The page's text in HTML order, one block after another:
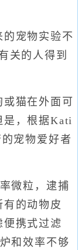
宠物实验不
关的人得到
猫在外面可
是，根据Kati
宠物爱好者
微粒，逮捕
有的动物皮
便携式过滤
和效率不够